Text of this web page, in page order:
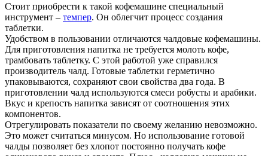
Стоит приобрести к такой кофемашине специальный
инструмент – темпер. Он облегчит процесс создания
таблетки.
Удобством в пользовании отличаются чалдовые кофемашины.
Для приготовления напитка не требуется молоть кофе,
трамбовать таблетку. С этой работой уже справился
производитель чалд. Готовые таблетки герметично
упаковываются, сохраняют свои свойства два года. В
приготовлении чалд используются смеси робусты и арабики.
Вкус и крепость напитка зависят от соотношения этих
компонентов.
Отрегулировать показатели по своему желанию невозможно.
Это может считаться минусом. Но использование готовой
чалды позволяет без хлопот постоянно получать кофе